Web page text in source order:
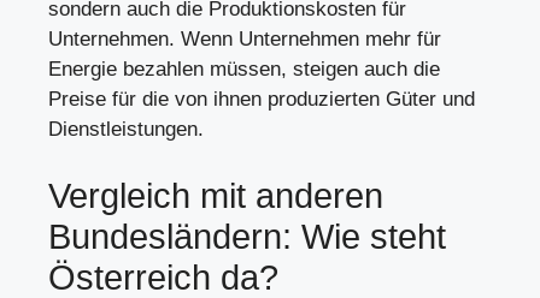
sondern auch die Produktionskosten für
Unternehmen. Wenn Unternehmen mehr für
Energie bezahlen müssen, steigen auch die
Preise für die von ihnen produzierten Güter und
Dienstleistungen.
Vergleich mit anderen
Bundesländern: Wie steht
Österreich da?